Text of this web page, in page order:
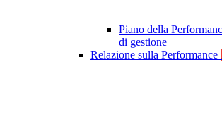
Piano della
di gestione
Relazione sulla Performance